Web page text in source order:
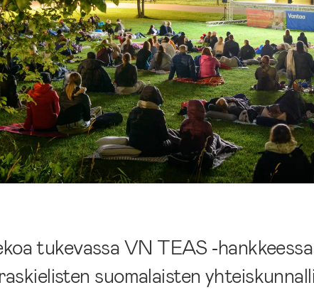
tukevassa VN TEAS ‑hankkeessa
suomalaisten